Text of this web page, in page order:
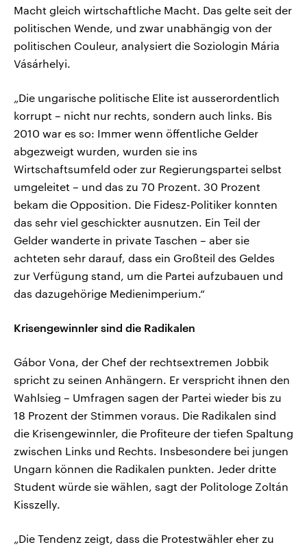
Macht gleich wirtschaftliche Macht. Das gelte seit der
politischen Wende, und zwar unabhängig von der
politischen Couleur, analysiert die Soziologin Mária
Vásárhelyi.
„Die ungarische politische Elite ist ausserordentlich
korrupt – nicht nur rechts, sondern auch links. Bis
2010 war es so: Immer wenn öffentliche Gelder
abgezweigt wurden, wurden sie ins
Wirtschaftsumfeld oder zur Regierungspartei selbst
umgeleitet – und das zu 70 Prozent. 30 Prozent
bekam die Opposition. Die Fidesz-Politiker konnten
das sehr viel geschickter ausnutzen. Ein Teil der
Gelder wanderte in private Taschen – aber sie
achteten sehr darauf, dass ein Großteil des Geldes
zur Verfügung stand, um die Partei aufzubauen und
das dazugehörige Medienimperium.“
Krisengewinnler sind die Radikalen
Gábor Vona, der Chef der rechtsextremen Jobbik
spricht zu seinen Anhängern. Er verspricht ihnen den
Wahlsieg – Umfragen sagen der Partei wieder bis zu
18 Prozent der Stimmen voraus. Die Radikalen sind
die Krisengewinnler, die Profiteure der tiefen Spaltung
zwischen Links und Rechts. Insbesondere bei jungen
Ungarn können die Radikalen punkten. Jeder dritte
Student würde sie wählen, sagt der Politologe Zoltán
Kisszelly.
„Die Tendenz zeigt, dass die Protestwähler eher zu